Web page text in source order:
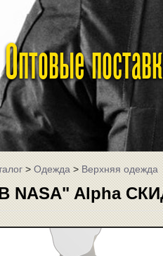
Оптовые
>Одежда>Верхняя одежда
NASA" Alpha